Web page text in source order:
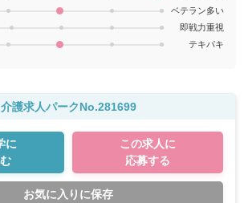
ベテラン多い
即戦力重視
テキパキ
介護求人パークNo.281699
に
この求人に
応募する
お気に入りに保存